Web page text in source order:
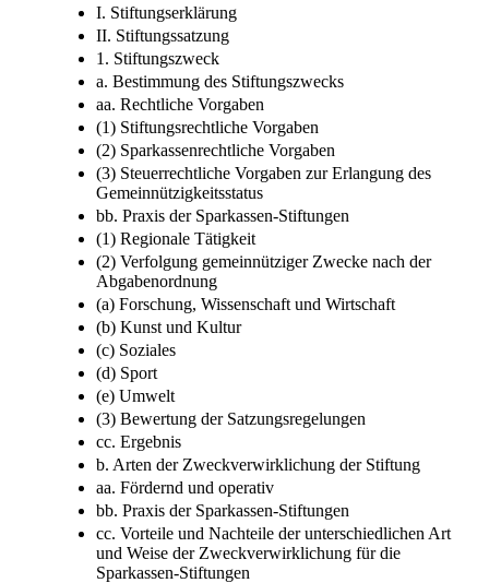
I. Stiftungserklärung
II. Stiftungssatzung
1. Stiftungszweck
a. Bestimmung des Stiftungszwecks
aa. Rechtliche Vorgaben
(1) Stiftungsrechtliche Vorgaben
(2) Sparkassenrechtliche Vorgaben
(3) Steuerrechtliche Vorgaben zur Erlangung des
Gemeinnützigkeitsstatus
bb. Praxis der Sparkassen-Stiftungen
(1) Regionale Tätigkeit
(2) Verfolgung gemeinnütziger Zwecke nach der
Abgabenordnung
(a) Forschung, Wissenschaft und Wirtschaft
(b) Kunst und Kultur
(c) Soziales
(d) Sport
(e) Umwelt
(3) Bewertung der Satzungsregelungen
cc. Ergebnis
b. Arten der Zweckverwirklichung der Stiftung
aa. Fördernd und operativ
bb. Praxis der Sparkassen-Stiftungen
cc. Vorteile und Nachteile der unterschiedlichen Art
und Weise der Zweckverwirklichung für die
Sparkassen-Stiftungen